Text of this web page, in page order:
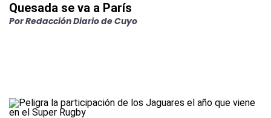
Quesada se va a París
Por Redacción Diario de Cuyo